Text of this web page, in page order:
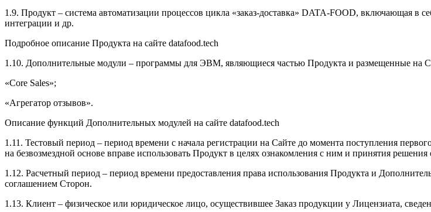
1.9. Продукт – система автоматизации процессов цикла «заказ-доставка» DATA-FOOD, включающая в
интеграции и др.
Подробное описание Продукта на сайте datafood.tech
1.10. Дополнительные модули – программы для ЭВМ, являющиеся частью Продукта и размещенные на
«Core Sales»;
«Агрегатор отзывов».
Описание функций Дополнительных модулей на сайте datafood.tech
1.11. Тестовый период – период времени с начала регистрации на Сайте до момента поступления
на безвозмездной основе вправе использовать Продукт в целях ознакомления с ним и принятия
1.12. Расчетный период – период времени предоставления права использования Продукта и
соглашением Сторон.
1.13. Клиент – физическое или юридическое лицо, осуществившее Заказ продукции у Лицензиата,